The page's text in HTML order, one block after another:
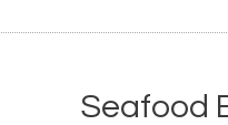
Seafood